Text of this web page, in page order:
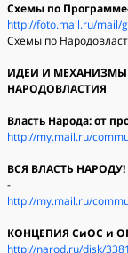
Схемы по
http://foto.mail.ru/mail/
Схемы по
ИДЕИ И МЕХАНИЗМЫ
НАРОДОВЛАСТИЯ
Власть Народа: от
http://my.mail.ru/
ВСЯ ВЛАСТЬ НАРОДУ!
-
http://my.mail.ru/
КОНЦЕПИЯ СиОС и
http://narod.ru/disk/